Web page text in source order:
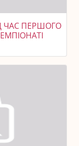
ЧАС ПЕРШОГО